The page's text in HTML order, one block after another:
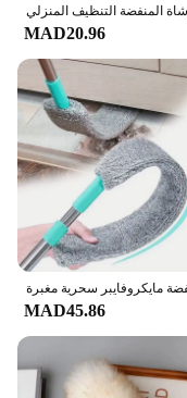
MAD20.96
MAD45.86